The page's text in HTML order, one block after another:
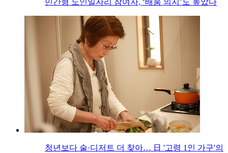
민간형 노인일자리 참여자, ‘배움 의지’도 높았다
청년보다 술·디저트 더 찾아… 日 '고령 1인 가구'의